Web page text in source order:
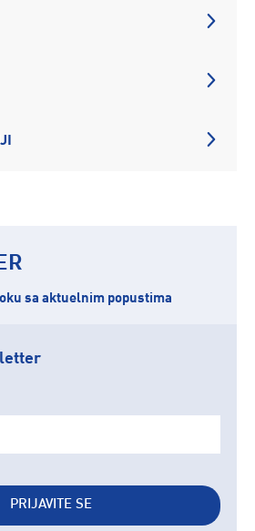
sa aktuelnim popustima
PRIJAVITE SE